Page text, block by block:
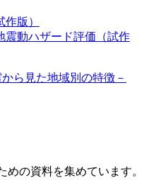
版）
震動ハザード評価（試作
ら見た地域別の特徴－
めの資料を集めています。